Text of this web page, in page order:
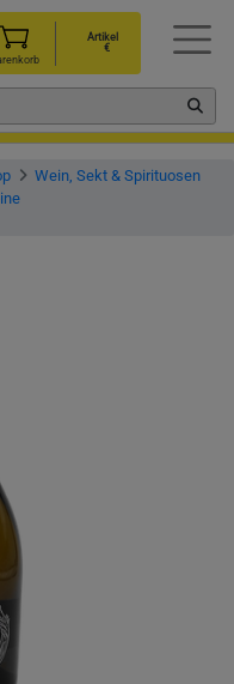
Artikel
€
Wein, Sekt & Spirituosen